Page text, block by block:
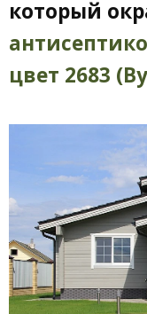
который
цвет 2683